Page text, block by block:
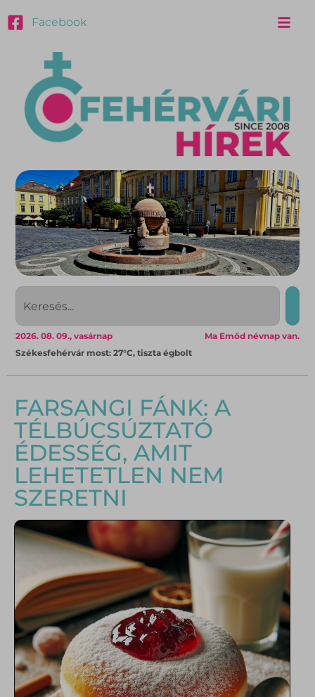
Facebook
Ma Emőd névnap van.
2026. 08. 09., vasárnap
Székesfehérvár most: 27°C, tiszta égbolt
FARSANGI FÁNK: A
TÉLBÚCSÚZTATÓ
ÉDESSÉG, AMIT
LEHETETLEN NEM
SZERETNI